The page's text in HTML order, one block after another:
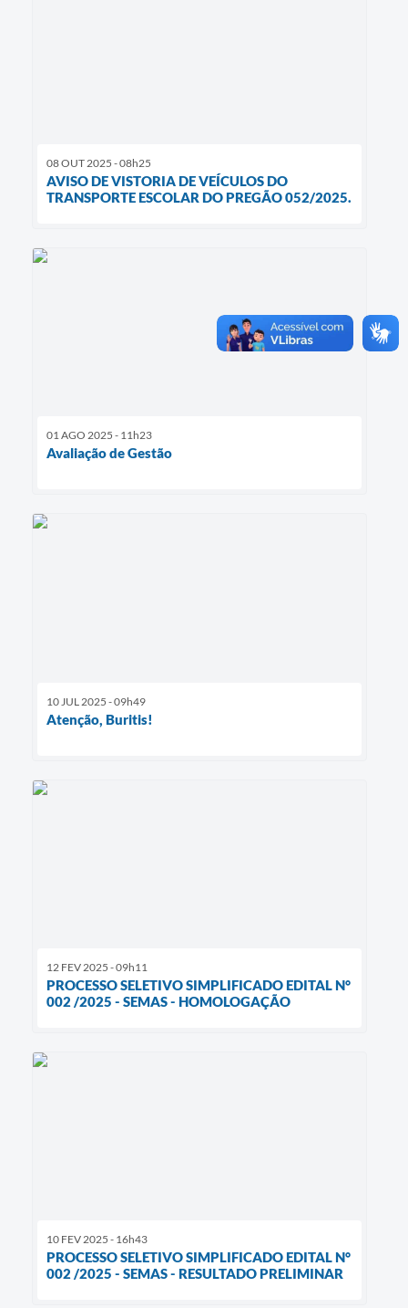
08 OUT 2025 - 08h25
AVISO DE VISTORIA DE VEÍCULOS DO
TRANSPORTE ESCOLAR DO PREGÃO 052/2025.
01 AGO 2025 - 11h23
Avaliação de Gestão
10 JUL 2025 - 09h49
Atenção, Buritis!
12 FEV 2025 - 09h11
PROCESSO SELETIVO SIMPLIFICADO EDITAL N°
002 /2025 - SEMAS - HOMOLOGAÇÃO
10 FEV 2025 - 16h43
PROCESSO SELETIVO SIMPLIFICADO EDITAL N°
002 /2025 - SEMAS - RESULTADO PRELIMINAR